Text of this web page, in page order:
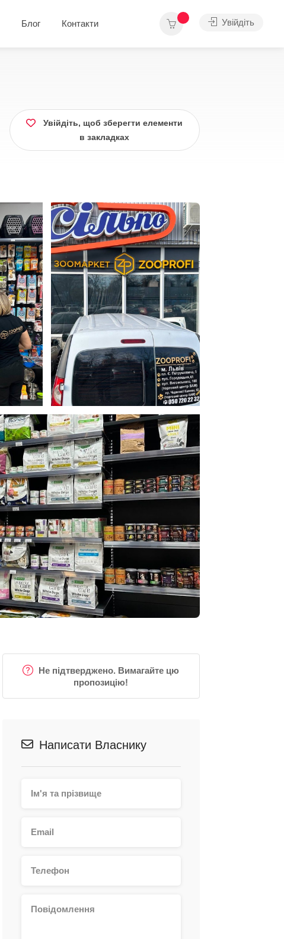
Блог Контакти Увійдіть
Увійдіть, щоб зберегти елементи
в закладках
Не підтверджено. Вимагайте цю
пропозицію!
Написати Власнику